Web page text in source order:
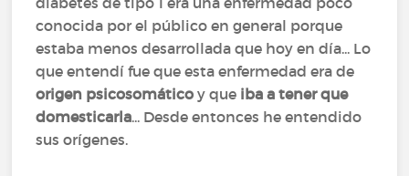
conocida por el público en general porque
estaba menos desarrollada que hoy en día... Lo
que entendí fue que esta enfermedad era de
origen psicosomático y que iba a tener que
domesticarla... Desde entonces he entendido
sus orígenes.